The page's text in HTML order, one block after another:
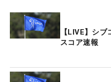
壇があり、そこだけでも“
過言ではないほどの美し
が。それを見て「エビア
【LIVE】シ
スコア速報